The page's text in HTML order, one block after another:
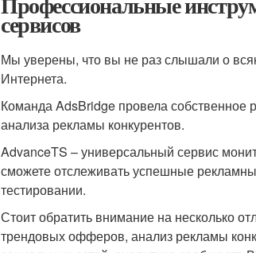
сервисов
Мы уверены, что вы не раз слышали о
Интернета.
Команда AdsBridge провела
анализа рекламы конкурентов.
AdvanceTS – универсальный сервис
сможете отслеживать успешные
тестировании.
Стоит обратить внимание на несколько
трендовых офферов, анализ рекламы